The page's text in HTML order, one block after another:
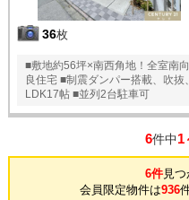
36枚
■敷地約56坪×南西角地！全室南
良住宅 ■制震ダンパー搭載、吹
LDK17帖 ■並列2台駐車可
6件中1
6件見つ
会員限定物件は936